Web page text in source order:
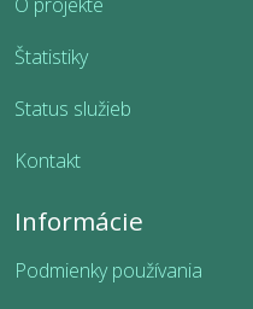
Štatistiky
Status služieb
Kontakt
Informácie
Podmienky používania